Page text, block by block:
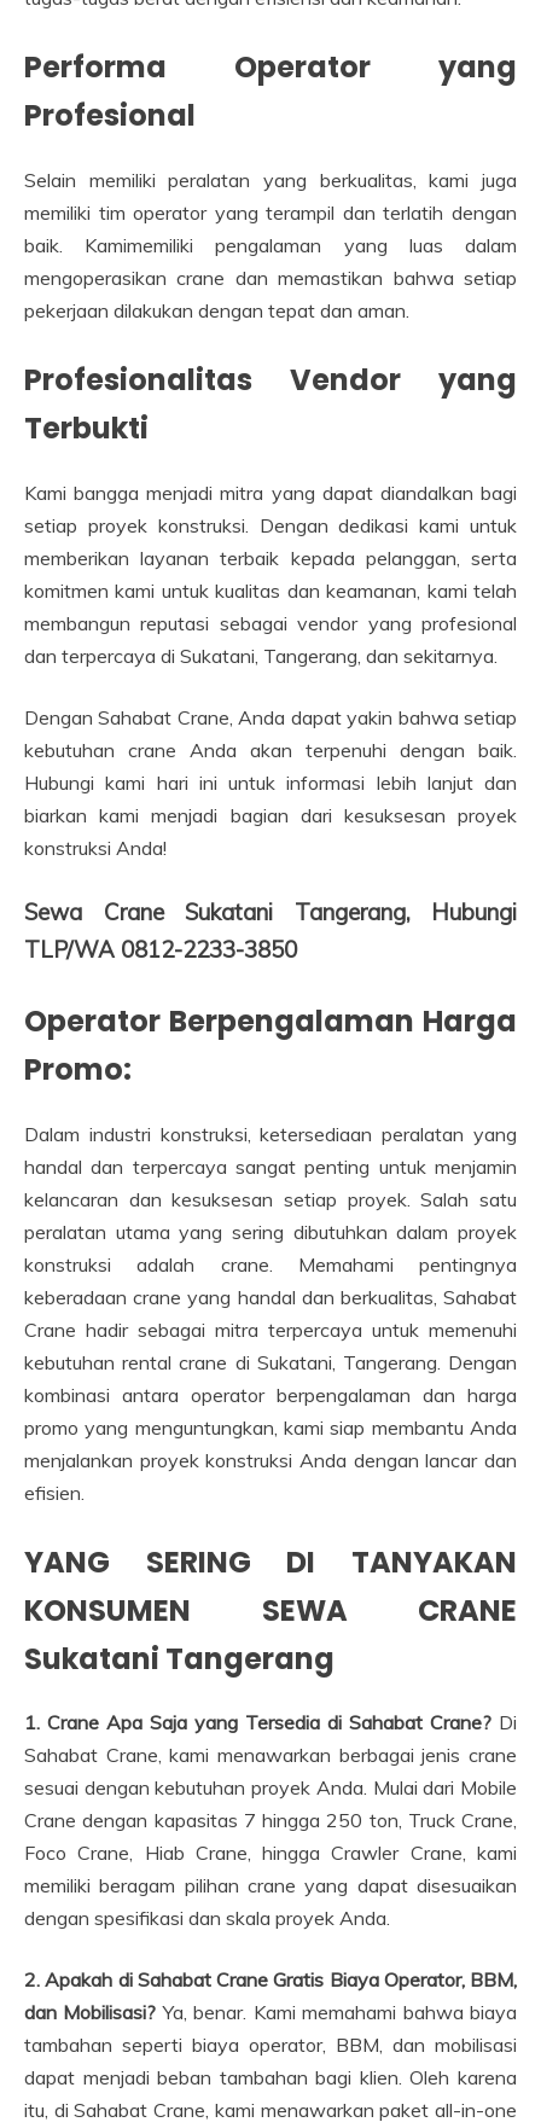
Performa Operator yang
Profesional
Selain memiliki peralatan yang berkualitas, kami juga
memiliki tim operator yang terampil dan terlatih dengan
baik. Kamimemiliki pengalaman yang luas dalam
mengoperasikan crane dan memastikan bahwa setiap
pekerjaan dilakukan dengan tepat dan aman.
Profesionalitas Vendor yang
Terbukti
Kami bangga menjadi mitra yang dapat diandalkan bagi
setiap proyek konstruksi. Dengan dedikasi kami untuk
memberikan layanan terbaik kepada pelanggan, serta
komitmen kami untuk kualitas dan keamanan, kami telah
membangun reputasi sebagai vendor yang profesional
dan terpercaya di Sukatani, Tangerang, dan sekitarnya.
Dengan Sahabat Crane, Anda dapat yakin bahwa setiap
kebutuhan crane Anda akan terpenuhi dengan baik.
Hubungi kami hari ini untuk informasi lebih lanjut dan
biarkan kami menjadi bagian dari kesuksesan proyek
konstruksi Anda!
Sewa Crane Sukatani Tangerang, Hubungi
TLP/WA 0812-2233-3850
Operator Berpengalaman Harga
Promo:
Dalam industri konstruksi, ketersediaan peralatan yang
handal dan terpercaya sangat penting untuk menjamin
kelancaran dan kesuksesan setiap proyek. Salah satu
peralatan utama yang sering dibutuhkan dalam proyek
konstruksi adalah crane. Memahami pentingnya
keberadaan crane yang handal dan berkualitas, Sahabat
Crane hadir sebagai mitra terpercaya untuk memenuhi
kebutuhan rental crane di Sukatani, Tangerang. Dengan
kombinasi antara operator berpengalaman dan harga
promo yang menguntungkan, kami siap membantu Anda
menjalankan proyek konstruksi Anda dengan lancar dan
efisien.
YANG SERING DI TANYAKAN
KONSUMEN SEWA CRANE
Sukatani Tangerang
1. Crane Apa Saja yang Tersedia di Sahabat Crane? Di
Sahabat Crane, kami menawarkan berbagai jenis crane
sesuai dengan kebutuhan proyek Anda. Mulai dari Mobile
Crane dengan kapasitas 7 hingga 250 ton, Truck Crane,
Foco Crane, Hiab Crane, hingga Crawler Crane, kami
memiliki beragam pilihan crane yang dapat disesuaikan
dengan spesifikasi dan skala proyek Anda.
2. Apakah di Sahabat Crane Gratis Biaya Operator, BBM,
dan Mobilisasi? Ya, benar. Kami memahami bahwa biaya
tambahan seperti biaya operator, BBM, dan mobilisasi
dapat menjadi beban tambahan bagi klien. Oleh karena
itu, di Sahabat Crane, kami menawarkan paket all-in-one